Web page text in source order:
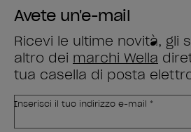
Avete un'e-mail
Ricevi le ultime novità, gli
altro dei marchi Wella
tua casella di posta
Inserisci il tuo indirizzo e-mail *